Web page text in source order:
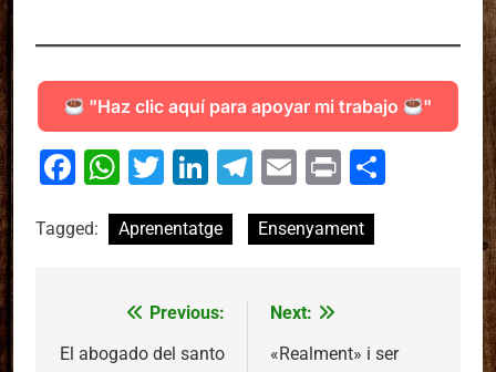
"Haz clic aquí para apoyar mi trabajo "
Facebook
WhatsApp
Twitter
LinkedIn
Telegram
Email
Print
Tagged: Aprenentatge Ensenyament
Navegació
d'entrades
Previous:
El abogado del santo
Next:
«Realment» i ser